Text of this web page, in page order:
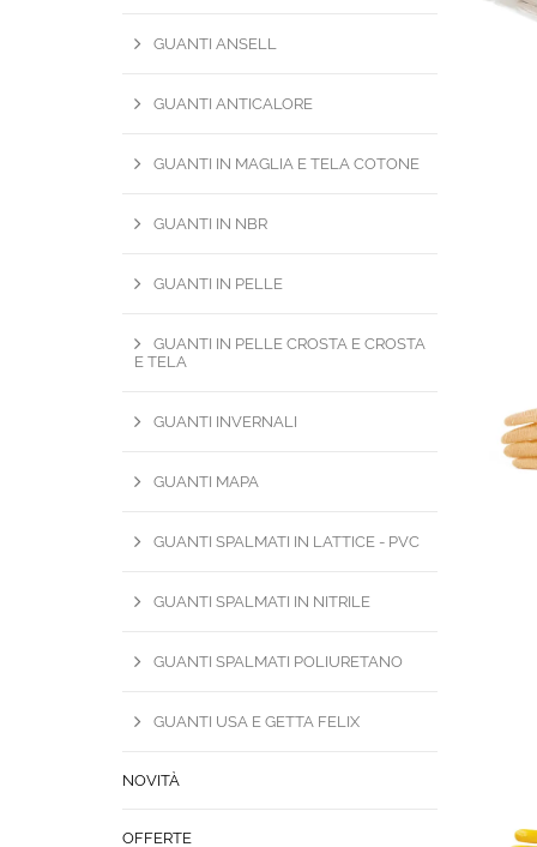
GUANTI ANSELL
GUANTI ANTICALORE
GUANTI IN MAGLIA E TELA COTONE
GUANTI IN NBR
GUANTI IN PELLE
GUANTI IN PELLE CROSTA E CROSTA
E TELA
GUANTI INVERNALI
GUANTI MAPA
GUANTI SPALMATI IN LATTICE - PVC
GUANTI SPALMATI IN NITRILE
GUANTI SPALMATI POLIURETANO
GUANTI USA E GETTA FELIX
NOVITÀ
OFFERTE